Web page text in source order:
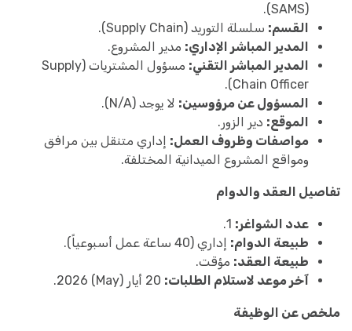
(SAMS).
القسم: سلسلة التوريد (Supply Chain).
المدير المباشر الإداري: مدير المشروع.
المدير المباشر التقني:
مسؤول المشتريات (Supply
Chain Officer).
المسؤول عن مرؤوسين: لا يوجد (N/A).
الموقع: دير الزور.
مواصفات وظروف العمل: إداري متنقل بين مرافق
ومواقع المشروع الميدانية المختلفة.
تفاصيل العقد والدوام
عدد الشواغر:
طبيعة الدوام: إداري (40 ساعة عمل أسبوعياً).
طبيعة العقد: مؤقت.
آخر موعد لاستلام الطلبات:
ملخص عن الوظيفة